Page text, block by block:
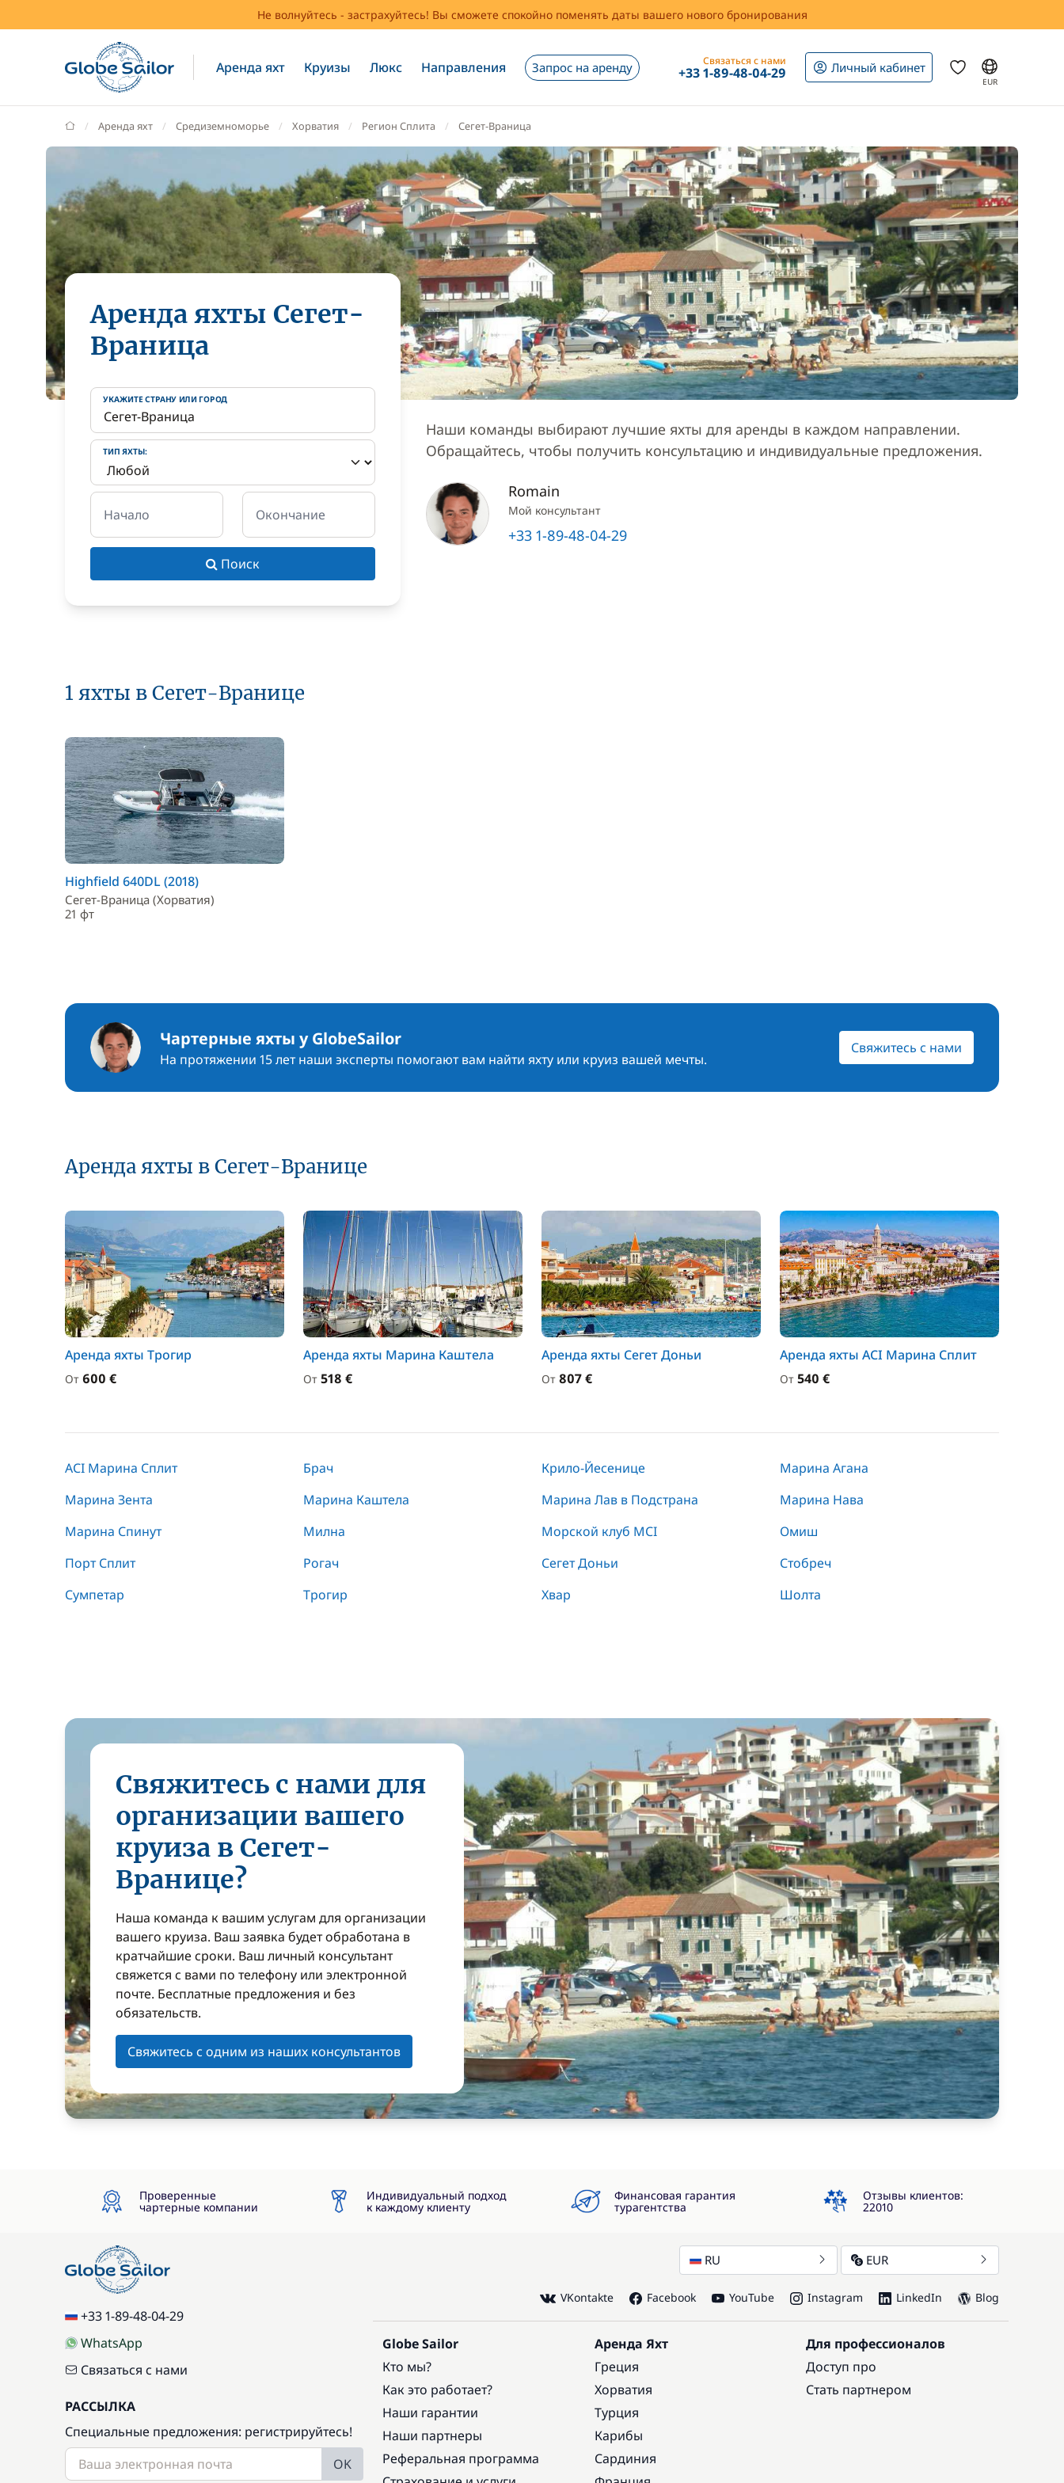
Не волнуйтесь - застрахуйтесь! Вы сможете спокойно поменять даты вашего нового бронирования
Аренда яхт Круизы Люкс Направления Запрос на аренду Связаться с нами
+33 1-89-48-04-29 Личный кабинет
EUR
GlobeSailor
Аренда яхт Средиземноморье Хорватия Регион Сплита Сегет-Враница
Аренда яхты Сегет-
Враница
УКАЖИТЕ СТРАНУ ИЛИ ГОРОД
ТИП ЯХТЫ:
Начало Окончание
Поиск
Наши команды выбирают лучшие яхты для аренды в каждом направлении.
Обращайтесь, чтобы получить консультацию и индивидуальные предложения.
Romain
Мой консультант
+33 1-89-48-04-29
1 яхты в Сегет-Вранице
Highfield 640DL (2018)
Сегет-Враница (Хорватия)
21 фт
Чартерные яхты у GlobeSailor
На протяжении 15 лет наши эксперты помогают вам найти яхту или круиз вашей мечты.
Свяжитесь с нами
Аренда яхты в Сегет-Вранице
Аренда яхты Трогир
От 600 €
Аренда яхты Марина Каштела
От 518 €
Аренда яхты Сегет Доньи
От 807 €
Аренда яхты ACI Марина Сплит
От 540 €
ACI Марина Сплит Брач Крило-Йесенице
Марина Агана
Марина Зента
Марина Каштела Марина Лав в Подстрана
Марина Нава
Марина Спинут
Милна Морской клуб MCI
Омиш
Порт Сплит
Рогач Сегет Доньи
Стобреч
Сумпетар
Трогир Хвар Шолта
Свяжитесь с нами для
организации вашего
круиза в Сегет-
Вранице?
Наша команда к вашим услугам для организации
вашего круиза. Ваш заявка будет обработана в
кратчайшие сроки. Ваш личный консультант
свяжется с вами по телефону или электронной
почте. Бесплатные предложения и без
обязательств.
Свяжитесь с одним из наших консультантов
Проверенные
чартерные компании
Индивидуальный подход
к каждому клиенту
Финансовая гарантия
турагентства
4.3
Отзывы клиентов:
22010
+33 1-89-48-04-29
WhatsApp
Связаться с нами
РАССЫЛКА
Специальные предложения: регистрируйтесь!
OK
RU EUR
VKontakte Facebook YouTube Instagram LinkedIn Blog
Globe Sailor
Кто мы?
Как это работает?
Наши гарантии
Наши партнеры
Реферальная программа
Аренда Яхт
Греция
Хорватия
Турция
Карибы
Сардиния
Для профессионалов
Доступ про
Стать партнером